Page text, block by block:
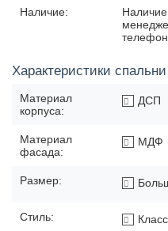
Наличие:
Наличие
Характеристики спальни
Материал
корпуса:
ДСП
Материал
фасада:
МДФ
Размер:
Стиль: